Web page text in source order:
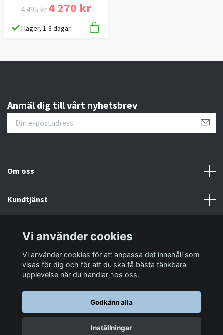
4 495 kr 4 270 kr
I lager, 1-3 dagar
Anmäl dig till vårt nyhetsbrev
Om oss
Kundtjänst
Sociala medier
© 2026 LastaTungt.se
Vi använder cookies
Vi använder cookies för att anpassa det innehåll som
visas för dig och för att du ska få bästa tänkbara
upplevelse när du handlar hos oss.
Godkänn alla
Inställningar